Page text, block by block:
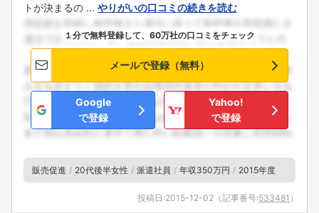
トが決まるの ... やりがいの口コミの続きを読む
１分で無料登録して、60万社の口コミをチェック
メールで登録（無料）
Google
で登録
Yahoo!
で登録
販売促進 20代後半女性 派遣社員 年収350万円 2015年度
投稿日:2015-12-02 （記事番号:533481 ）